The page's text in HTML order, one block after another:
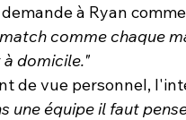
à Ryan
comme chaque
domicile."
de vue personnel,
une équipe il faut